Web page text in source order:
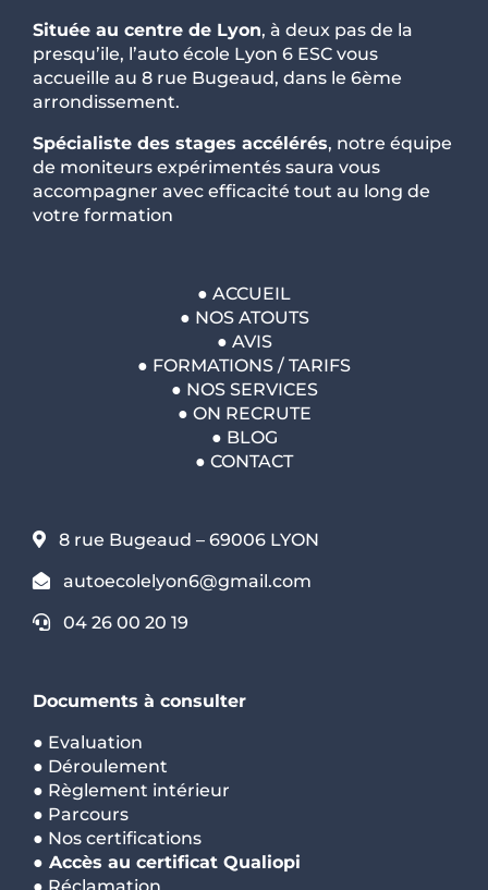
Située au centre de Lyon, à deux pas de la
presqu’ile, l’auto école Lyon 6 ESC vous
accueille au 8 rue Bugeaud, dans le 6ème
arrondissement.
Spécialiste des stages accélérés, notre équipe
de moniteurs expérimentés saura vous
accompagner avec efficacité tout au long de
votre formation
● ACCUEIL
● NOS ATOUTS
● AVIS
● FORMATIONS / TARIFS
● NOS SERVICES
● ON RECRUTE
● BLOG
● CONTACT
8 rue Bugeaud – 69006 LYON
autoecolelyon6@gmail.com
04 26 00 20 19
Documents à consulter
● Evaluation
● Déroulement
● Règlement intérieur
● Parcours
● Nos certifications
● Accès au certificat Qualiopi